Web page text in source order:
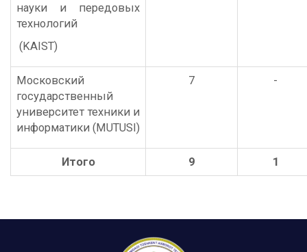
науки и передовых
технологий
(KAIST)
Московский
государственный
университет техники и
информатики (MUTUSI)
7 -
Итого 9 1